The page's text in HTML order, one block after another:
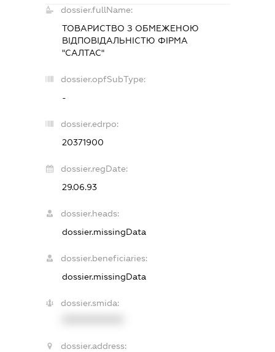
dossier.fullName:
ТОВАРИСТВО З ОБМЕЖЕНОЮ
ВІДПОВІДАЛЬНІСТЮ ФІРМА
"САЛТАС"
dossier.opfSubType:
-
dossier.edrpo:
20371900
dossier.regDate:
29.06.93
dossier.heads:
dossier.missingData
dossier.beneficiaries:
dossier.missingData
dossier.smida:
dossier.address: